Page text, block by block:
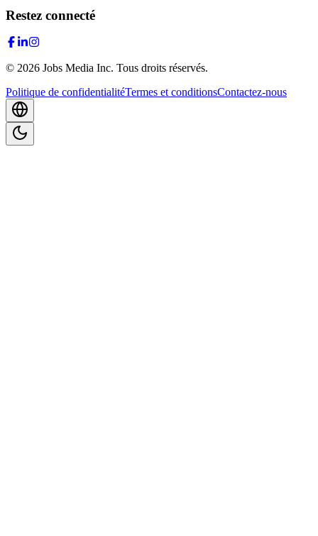
Restez connecté
© 2026 Jobs Media Inc. Tous droits réservés.
Politique de confidentialitéTermes et conditionsContactez-nous